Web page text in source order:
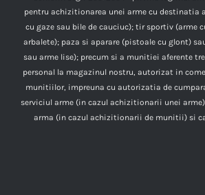
pentru achizitionarea unei arme cu destinatia
cu gaze sau bile de cauciuc); tir sportiv (arme
arbalete); paza si aparare (pistoale cu glont)
sau arme lise); precum si a munitiei aferente
personal la magazinul nostru, autorizat in
munitiilor, impreuna cu autorizatia de
serviciul arme (in cazul achizitionarii unei
arma (in cazul achizitionarii de munitii) si